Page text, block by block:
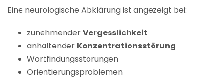
Eine neurologische Abklärung ist angezeigt bei:
zunehmenderVergesslichkeit
anhaltender Konzentrationsstörung
Wortfindungsstörungen
Orientierungsproblemen